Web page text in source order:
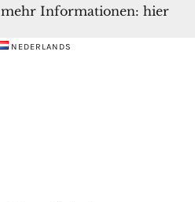
NEDERLANDS
mehr Informationen: hier